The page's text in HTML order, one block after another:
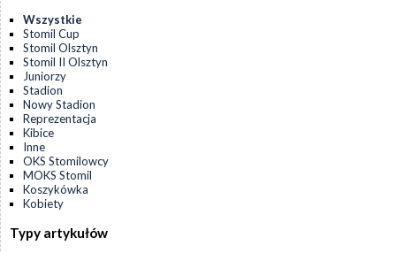
Wszystkie
Stomil Cup
Stomil Olsztyn
Stomil II Olsztyn
Juniorzy
Stadion
Nowy Stadion
Reprezentacja
Kibice
Inne
OKS Stomilowcy
MOKS Stomil
Koszykówka
Kobiety
Typy artykułów